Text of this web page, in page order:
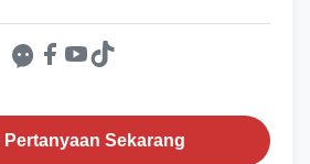
Sekarang